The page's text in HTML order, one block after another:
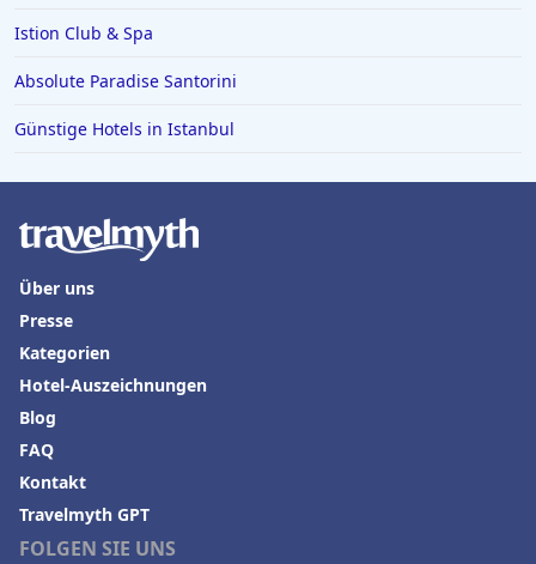
Istion Club & Spa
Absolute Paradise Santorini
Günstige Hotels in Istanbul
FOLGEN SIE UNS
Über uns
Presse
Kategorien
Hotel-Auszeichnungen
Blog
FAQ
Kontakt
Travelmyth GPT